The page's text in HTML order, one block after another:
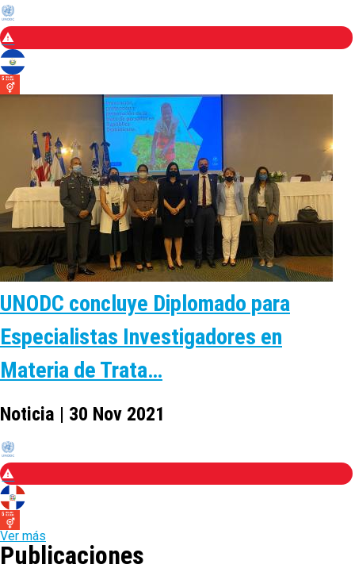
UNODC concluye Diplomado para
Especialistas Investigadores en
Materia de Trata…
Noticia | 30 Nov 2021
Ver más
Publicaciones